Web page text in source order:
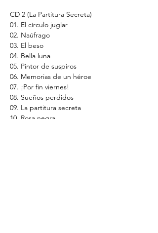
CD 2 (La Partitura Secreta)
01. El círculo juglar
02. Naúfrago
03. El beso
04. Bella luna
05. Pintor de suspiros
06. Memorias de un héroe
07. ¡Por fin viernes!
08. Sueños perdidos
09. La partitura secreta
10. Rosa negra